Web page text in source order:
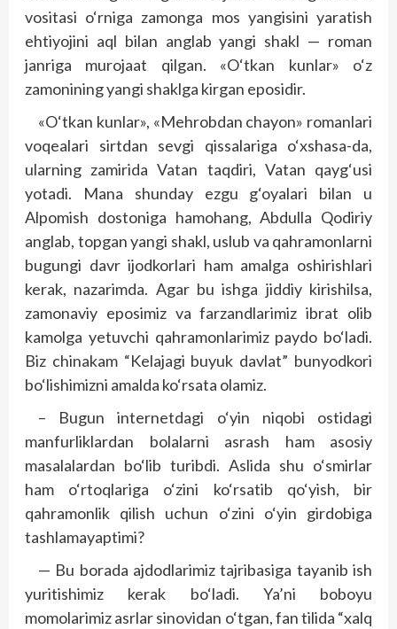
vositasi o‘rniga zamonga mos yangisini yaratish
ehtiyojini aql bilan anglab yangi shakl — roman
janriga murojaat qilgan. «O‘tkan kunlar» o‘z
zamonining yangi shaklga kirgan eposidir.
«O‘tkan kunlar», «Mehrobdan chayon» romanlari
voqealari sirtdan sevgi qissalariga o‘xshasa-da,
ularning zamirida Vatan taqdiri, Vatan qayg‘usi
yotadi. Mana shunday ezgu g‘oyalari bilan u
Alpomish dostoniga hamohang, Abdulla Qodiriy
anglab, topgan yangi shakl, uslub va qahramonlarni
bugungi davr ijodkorlari ham amalga oshirishlari
kerak, nazarimda. Agar bu ishga jiddiy kirishilsa,
zamonaviy eposimiz va farzandlarimiz ibrat olib
kamolga yetuvchi qahramonlarimiz paydo bo‘ladi.
Biz chinakam “Kelajagi buyuk davlat” bunyodkori
bo‘lishimizni amalda ko‘rsata olamiz.
– Bugun internetdagi o‘yin niqobi ostidagi
manfurliklardan bolalarni asrash ham asosiy
masalalardan bo‘lib turibdi. Aslida shu o‘smirlar
ham o‘rtoqlariga o‘zini ko‘rsatib qo‘yish, bir
qahramonlik qilish uchun o‘zini o‘yin girdobiga
tashlamayaptimi?
— Bu borada ajdodlarimiz tajribasiga tayanib ish
yuritishimiz kerak bo‘ladi. Ya’ni boboyu
momolarimiz asrlar sinovidan o‘tgan, fan tilida “xalq